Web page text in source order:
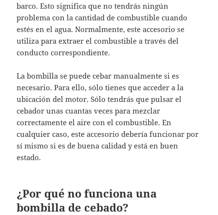
barco. Esto significa que no tendrás ningún
problema con la cantidad de combustible cuando
estés en el agua. Normalmente, este accesorio se
utiliza para extraer el combustible a través del
conducto correspondiente.
La bombilla se puede cebar manualmente si es
necesario. Para ello, sólo tienes que acceder a la
ubicación del motor. Sólo tendrás que pulsar el
cebador unas cuantas veces para mezclar
correctamente el aire con el combustible. En
cualquier caso, este accesorio debería funcionar por
sí mismo si es de buena calidad y está en buen
estado.
¿Por qué no funciona una
bombilla de cebado?